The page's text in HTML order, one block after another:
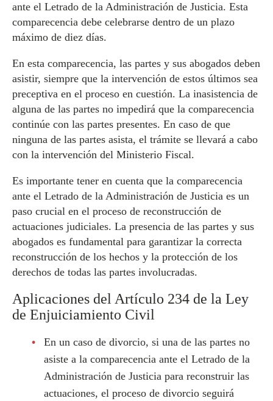
ante el Letrado de la Administración de Justicia. Esta
comparecencia debe celebrarse dentro de un plazo
máximo de diez días.
En esta comparecencia, las partes y sus abogados deben
asistir, siempre que la intervención de estos últimos sea
preceptiva en el proceso en cuestión. La inasistencia de
alguna de las partes no impedirá que la comparecencia
continúe con las partes presentes. En caso de que
ninguna de las partes asista, el trámite se llevará a cabo
con la intervención del Ministerio Fiscal.
Es importante tener en cuenta que la comparecencia
ante el Letrado de la Administración de Justicia es un
paso crucial en el proceso de reconstrucción de
actuaciones judiciales. La presencia de las partes y sus
abogados es fundamental para garantizar la correcta
reconstrucción de los hechos y la protección de los
derechos de todas las partes involucradas.
Aplicaciones del Artículo 234 de la Ley
de Enjuiciamiento Civil
En un caso de divorcio, si una de las partes no
asiste a la comparecencia ante el Letrado de la
Administración de Justicia para reconstruir las
actuaciones, el proceso de divorcio seguirá